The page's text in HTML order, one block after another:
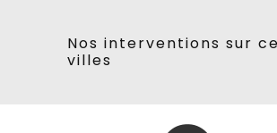
Nos interventions sur
villes